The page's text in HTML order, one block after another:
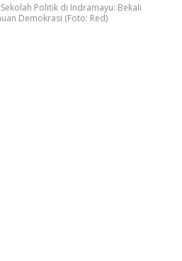
Politik di Indramayu: Bekali
Demokrasi (Foto: Red)